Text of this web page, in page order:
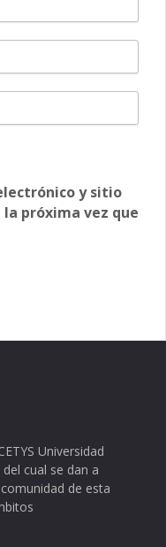
y sitio
próxima vez que
Universidad
cual se dan a
de esta